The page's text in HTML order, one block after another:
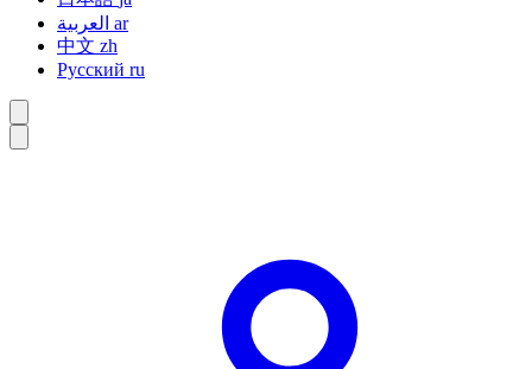
ar
中文 zh
Русский ru